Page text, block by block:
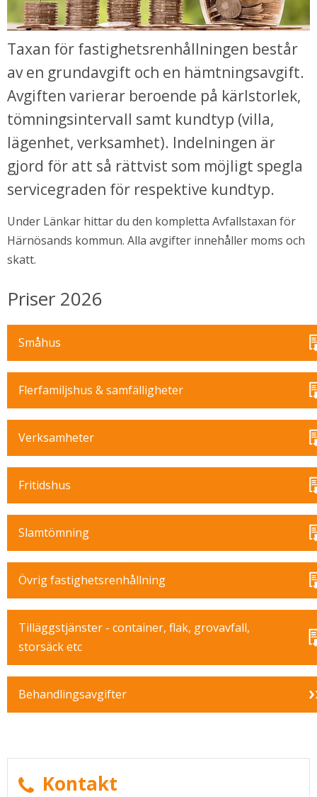
Taxan för fastighetsrenhållningen består
av en grundavgift och en hämtningsavgift.
Avgiften varierar beroende på kärlstorlek,
tömningsintervall samt kundtyp (villa,
lägenhet, verksamhet). Indelningen är
gjord för att så rättvist som möjligt spegla
servicegraden för respektive kundtyp.
Under Länkar hittar du den kompletta Avfallstaxan för
Härnösands kommun. Alla avgifter innehåller moms och
skatt.
Priser 2026
Småhus
Flerfamiljshus & samfälligheter
Verksamheter
Fritidshus
Slamtömning
Övrig fastighetsrenhållning
Tilläggstjänster - container, flak, grovavfall,
storsäck etc
Behandlingsavgifter
Kontakt